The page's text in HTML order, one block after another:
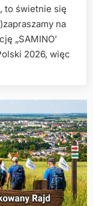
to świetnie się
na
„SAMINO’
2026, więc